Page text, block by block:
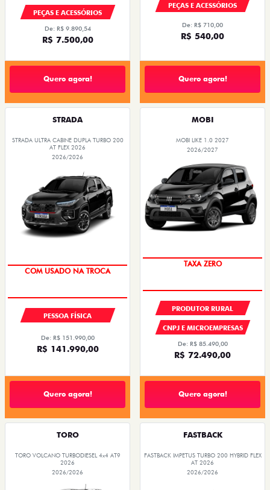
PEÇAS E ACESSÓRIOS
De: R$ 9.890,54
R$ 7.500,00
Quero agora!
PEÇAS E ACESSÓRIOS
De: R$ 710,00
R$ 540,00
Quero agora!
STRADA
STRADA ULTRA CABINE DUPLA TURBO 200
AT FLEX 2026
2026/2026
PESSOA FÍSICA
De: R$ 151.990,00
R$ 141.990,00
Quero agora!
MOBI
MOBI LIKE 1.0 2027
2026/2027
PRODUTOR RURAL
CNPJ E MICROEMPRESAS
De: R$ 85.490,00
R$ 72.490,00
Quero agora!
TORO
TORO VOLCANO TURBODIESEL 4x4 AT9
2026
2026/2026
FASTBACK
FASTBACK IMPETUS TURBO 200 HYBRID FLEX
AT 2026
2026/2026